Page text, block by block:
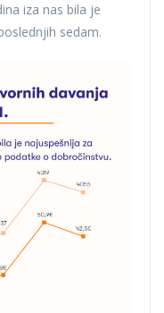
iza nas bila je
sedam.